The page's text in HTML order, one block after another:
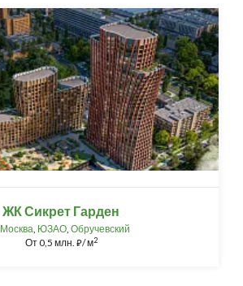
ЖК Сикрет Гарден
Москва, ЮЗАО, Обручевский
От0,5 млн. ⃏/ м2